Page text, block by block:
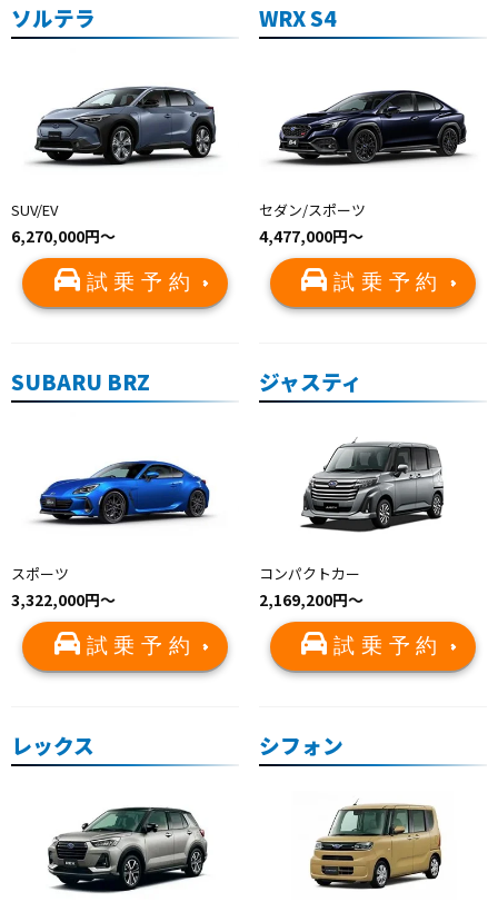
ソルテラ
SUV/EV
6,270,000円〜
試乗予約
WRX S4
セダン/スポーツ
4,477,000円〜
試乗予約
SUBARU BRZ
スポーツ
3,322,000円〜
試乗予約
ジャスティ
コンパクトカー
2,169,200円～
試乗予約
レックス シフォン